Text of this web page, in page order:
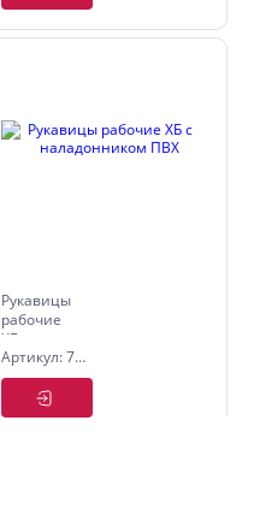
Рукавицы
рабочие
ХБ с
наладонником
ПВХ
Артикул: 7003004